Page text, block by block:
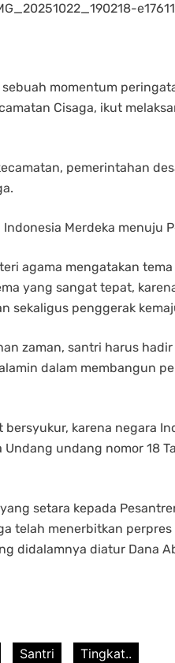
momentum
Cisaga, ikut
pemerintahan
Merdeka menuju
agama mengatakan
yang sangat tepat,
sekaligus penggerak
zaman, santri harus
dalam membangun
karena negara
undang nomor 18
setara kepada
telah menerbitkan perpres
didalamnya diatur Dana
Santri Tingkat..